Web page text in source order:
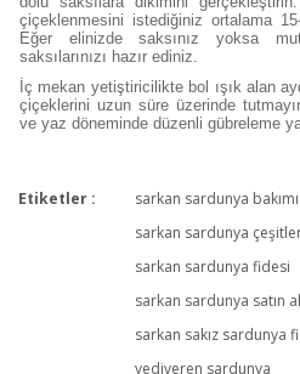
çiçeklenmesini istediğiniz ortalama
Eğer elinizde saksınız yoksa
saksılarınızı hazır ediniz.
İç mekan yetiştiricilikte bol ışık alan
çiçeklerini uzun süre üzerinde
ve yaz döneminde düzenli gübreleme
Bu ürüne ilk
Yorum Yaz
Etiketler : sarkan sardunya bakımı
sarkan sardunya
sarkan sardunya fidesi
sarkan sardunya satın al
sarkan sakız sardunya
yediveren sardunya